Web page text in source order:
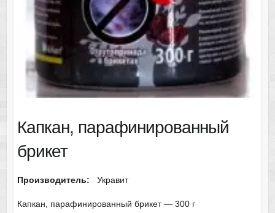
Капкан, парафинированный
брикет
Производитель: Укравит
Капкан, парафинированный брикет — 300 г